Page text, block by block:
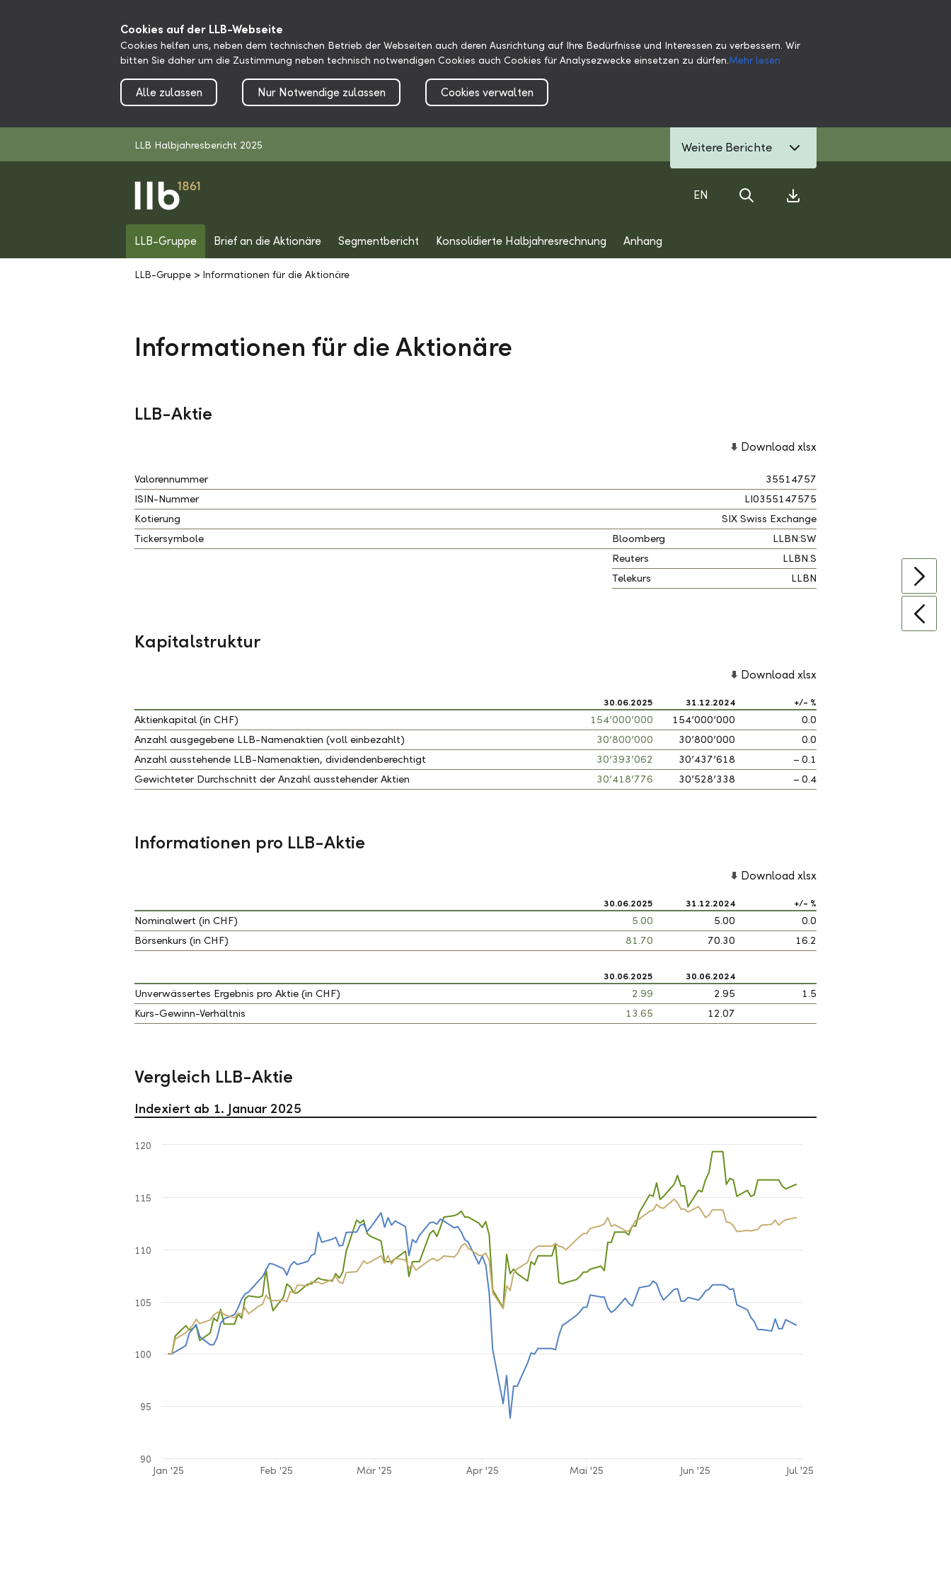
Cookies auf der LLB-Webseite
Cookies helfen uns, neben dem technischen Betrieb der Webseiten auch deren Ausrichtung auf Ihre Bedürfnisse und Interessen zu verbessern. Wir
bitten Sie daher um die Zustimmung neben technisch notwendigen Cookies auch Cookies für Analysezwecke einsetzen zu dürfen.Mehr lesen
Alle zulassen Nur Notwendige zulassen Cookies verwalten
LLB Halbjahresbericht 2025 Weitere Berichte
EN
LLB-Gruppe Brief an die Aktionäre Segmentbericht Konsolidierte Halbjahresrechnung Anhang
LLB-Gruppe > Informationen für die Aktionäre
Informationen für die Aktionäre
LLB-Aktie
Download xlsx
Valorennummer
35514757
ISIN-Nummer
LI0355147575
Kotierung
SIX Swiss Exchange
Tickersymbole
Bloomberg
LLBN:SW
Reuters
LLBN.S
Telekurs
LLBN
Kapitalstruktur
Download xlsx
30.06.2025 31.12.2024 +/- %
Aktienkapital (in CHF) 154’000’000 154’000’000
0.0
Anzahl ausgegebene LLB-Namenaktien (voll einbezahlt)
30’800’000 30’800’000
0.0
Anzahl ausstehende LLB-Namenaktien, dividendenberechtigt
30’393’062 30’437’618
– 0.1
Gewichteter Durchschnitt der Anzahl ausstehender Aktien
30’418’776 30’528’338 – 0.4
Informationen pro LLB-Aktie
Download xlsx
30.06.2025 31.12.2024 +/- %
Nominalwert (in CHF) 5.00 5.00
0.0
Börsenkurs (in CHF)
81.70 70.30 16.2
30.06.2025 30.06.2024
Unverwässertes Ergebnis pro Aktie (in CHF) 2.99 2.95
1.5
Kurs-Gewinn-Verhältnis
13.65 12.07
Vergleich LLB-Aktie
Indexiert ab 1. Januar 2025
Jan '25 Feb '25 Mär '25 Apr '25 Mai '25 Jun '25 Jul '25
90
95
100
105
110
115
120